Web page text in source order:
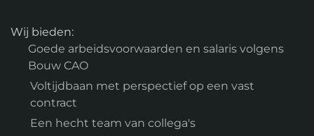
Wij bieden:
Goede arbeidsvoorwaarden en salaris volgens
Bouw CAO
Voltijdbaan met perspectief op een vast
contract
Een hecht team van collega's